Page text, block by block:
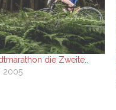
die Zweite..
2005